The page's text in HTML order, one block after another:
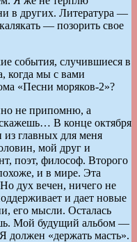
в других. Литература —
— позорить свое
события, случившиеся в
когда мы с вами
«Песни моряков-2»?
не припомню, а
В конце октября
главных для меня
мой друг и
поэт, философ. Второго
и в мире. Эта
дух вечен, ничего не
и дает новые
его мысли. Осталась
Мой будущий альбом —
должен «держать масть».